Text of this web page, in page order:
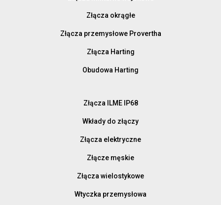
Złącza okrągłe
Złącza przemysłowe Provertha
Złącza Harting
Obudowa Harting
Złącza ILME IP68
Wkłady do złączy
Złącza elektryczne
Złącze męskie
Złącza wielostykowe
Wtyczka przemysłowa